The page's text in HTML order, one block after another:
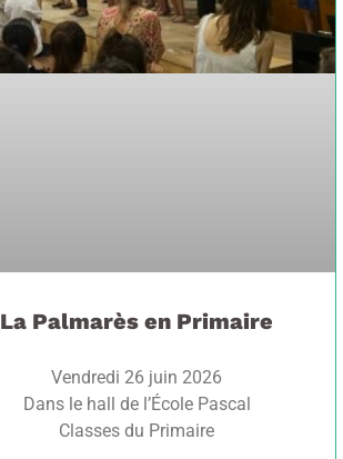
La Palmarès en Primaire
Vendredi 26 juin 2026
Dans le hall de l’École Pascal
Classes du Primaire